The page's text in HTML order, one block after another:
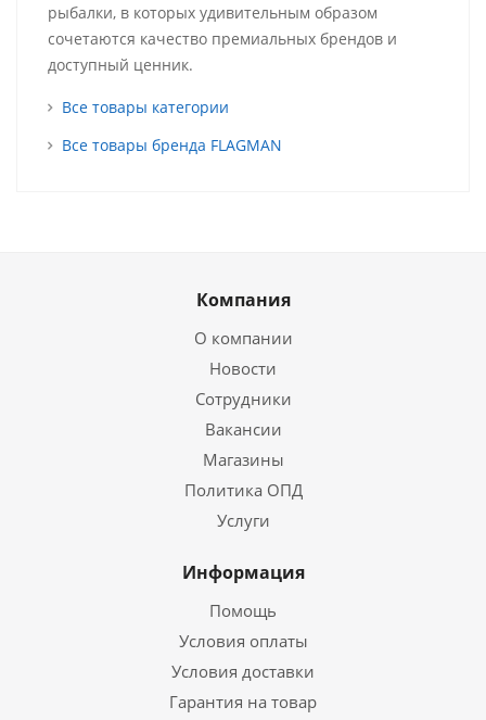
рыбалки, в которых удивительным образом
сочетаются качество премиальных брендов и
доступный ценник.
Все товары категории
Все товары бренда FLAGMAN
Компания
О компании
Новости
Сотрудники
Вакансии
Магазины
Политика ОПД
Услуги
Информация
Помощь
Условия оплаты
Условия доставки
Гарантия на товар